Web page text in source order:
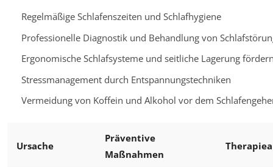
Regelmäßige Schlafenszeiten und Schlafhygiene
Professionelle Diagnostik und Behandlung von
Ergonomische Schlafsysteme und seitliche Lagerung
Stressmanagement durch Entspannungstechniken
Vermeidung von Koffein und Alkohol vor dem
Ursache
Präventive
Maßnahmen